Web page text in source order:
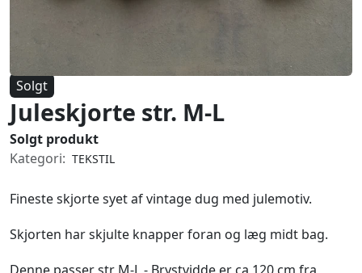
Solgt
Juleskjorte str. M-L
Solgt produkt
Kategori: TEKSTIL
Fineste skjorte syet af vintage dug med julemotiv.
Skjorten har skjulte knapper foran og læg midt bag.